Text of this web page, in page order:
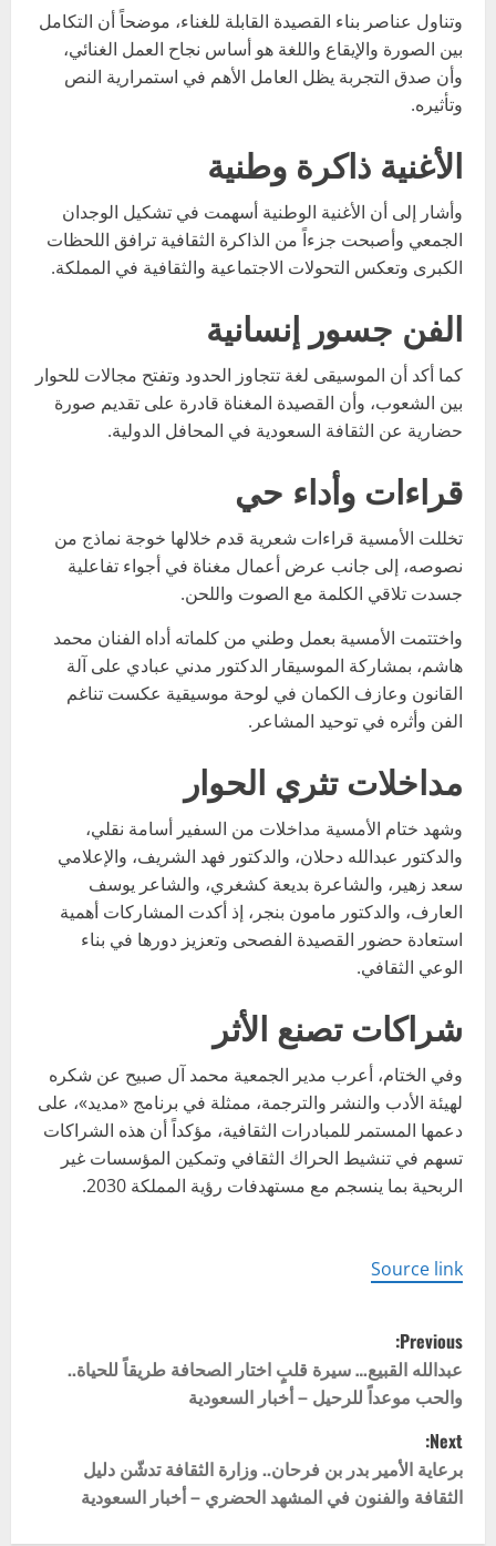
وتناول عناصر بناء القصيدة القابلة للغناء، موضحاً أن التكامل
بين الصورة والإيقاع واللغة هو أساس نجاح العمل الغنائي،
وأن صدق التجربة يظل العامل الأهم في استمرارية النص
وتأثيره.
الأغنية ذاكرة وطنية
وأشار إلى أن الأغنية الوطنية أسهمت في تشكيل الوجدان
الجمعي وأصبحت جزءاً من الذاكرة الثقافية ترافق اللحظات
الكبرى وتعكس التحولات الاجتماعية والثقافية في المملكة.
الفن جسور إنسانية
كما أكد أن الموسيقى لغة تتجاوز الحدود وتفتح مجالات للحوار
بين الشعوب، وأن القصيدة المغناة قادرة على تقديم صورة
حضارية عن الثقافة السعودية في المحافل الدولية.
قراءات وأداء حي
تخللت الأمسية قراءات شعرية قدم خلالها خوجة نماذج من
نصوصه، إلى جانب عرض أعمال مغناة في أجواء تفاعلية
جسدت تلاقي الكلمة مع الصوت واللحن.
واختتمت الأمسية بعمل وطني من كلماته أداه الفنان محمد
هاشم، بمشاركة الموسيقار الدكتور مدني عبادي على آلة
القانون وعازف الكمان في لوحة موسيقية عكست تناغم
الفن وأثره في توحيد المشاعر.
مداخلات تثري الحوار
وشهد ختام الأمسية مداخلات من السفير أسامة نقلي،
والدكتور عبدالله دحلان، والدكتور فهد الشريف، والإعلامي
سعد زهير، والشاعرة بديعة كشغري، والشاعر يوسف
العارف، والدكتور مامون بنجر، إذ أكدت المشاركات أهمية
استعادة حضور القصيدة الفصحى وتعزيز دورها في بناء
الوعي الثقافي.
شراكات تصنع الأثر
وفي الختام، أعرب مدير الجمعية محمد آل صبيح عن شكره
لهيئة الأدب والنشر والترجمة، ممثلة في برنامج «مديد»، على
دعمها المستمر للمبادرات الثقافية، مؤكداً أن هذه الشراكات
تسهم في تنشيط الحراك الثقافي وتمكين المؤسسات غير
الربحية بما ينسجم مع مستهدفات رؤية المملكة 2030.
Source link
P
o
s
t
n
Previous:
عبدالله القبيع… سيرة قلبٍ اختار الصحافة طريقاً للحياة..
والحب موعداً للرحيل – أخبار السعودية
Next:
برعاية الأمير بدر بن فرحان.. وزارة الثقافة تدشّن دليل
الثقافة والفنون في المشهد الحضري – أخبار السعودية